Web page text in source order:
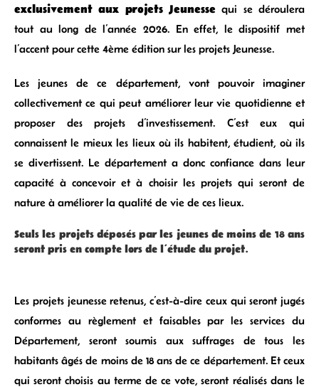
exclusivement aux projets Jeunessequi se déroulera
tout au long de l’année 2026. En effet, le dispositif met
l’accent pour cette 4ème édition sur les projets Jeunesse.
Les jeunes de ce département, vont pouvoir imaginer
collectivement ce qui peut améliorer leur vie quotidienne et
proposer des projets d’investissement. C’est eux qui
connaissent le mieux les lieux où ils habitent, étudient, où ils
se divertissent. Le département a donc confiance dans leur
capacité à concevoir et à choisir les projets qui seront de
nature à améliorer la qualité de vie de ces lieux.
Seuls les projets déposés par les jeunes de moins de 18 ans
seront pris en compte lors de l’étude du projet.
Les projets jeunesse retenus, c’est-à-dire ceux qui seront jugés
conformes au règlement et faisables par les services du
Département, seront soumis aux suffrages de tous les
habitants âgés de moins de 18 ans de ce département. Et ceux
qui seront choisis au terme de ce vote, seront réalisés dans le